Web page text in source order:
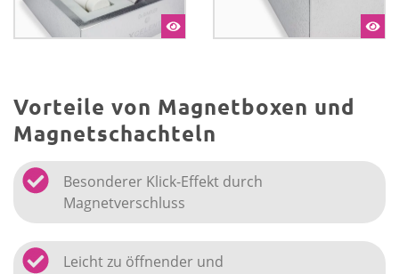
Vorteile von Magnetboxen und
Magnetschachteln
Besonderer Klick-Effekt durch
Magnetverschluss
Leicht zu öffnender und